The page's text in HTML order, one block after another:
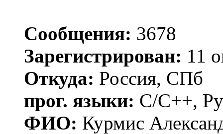
Сообщения: 3678
Зарегистрирован: 11
Откуда: Россия, СПб
прог. языки: C/C++,
ФИО: Курмис